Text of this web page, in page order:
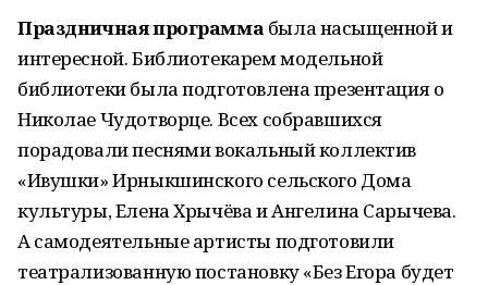
Праздничная программа была насыщенной и
интересной. Библиотекарем модельной
библиотеки была подготовлена презентация о
Николае Чудотворце. Всех собравшихся
порадовали песнями вокальный коллектив
«Ивушки» Ирныкшинского сельского Дома
культуры, Елена Хрычёва и Ангелина Сарычева.
А самодеятельные артисты подготовили
театрализованную постановку «Без Егора будет